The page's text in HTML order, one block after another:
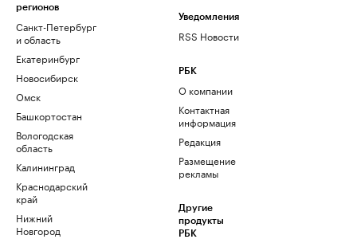
регионов
Санкт-Петербург
и область
Екатеринбург
Новосибирск
Омск
Башкортостан
Вологодская
область
Калининград
Краснодарский
край
Нижний
Новгород
Уведомления
RSS Новости
РБК
О компании
Контактная
информация
Редакция
Размещение
рекламы
Другие
продукты
РБК